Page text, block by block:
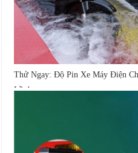
Thử Ngay: Độ Pin Xe Máy Điện
Lần!